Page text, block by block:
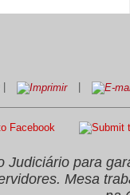
Judiciário para
Mesa